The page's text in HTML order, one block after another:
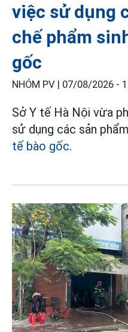
việc sử dụng
chế phẩm
gốc
NHÓM PV | 07/08/2026 -
Sở Y tế Hà Nội vừa
sử dụng các sản
tế bào gốc.